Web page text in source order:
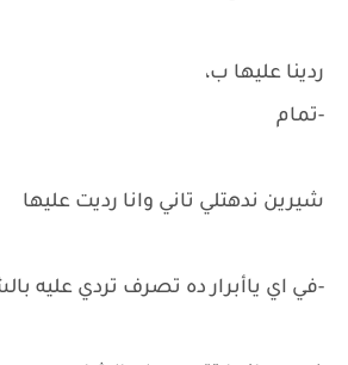
ردينا عليها ب،
-تمام
شيرين ندهتلي تاني وانا رديت عليها
-في اي ياأبرار ده تصرف تردي عليه